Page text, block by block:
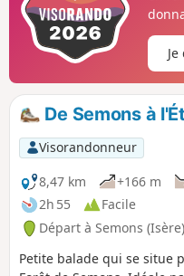
De Semons à
Visorandonneur
8,47 km
+166 m
2h 55
Facile
Départ à Semons (Isère)
Petite balade qui se situe